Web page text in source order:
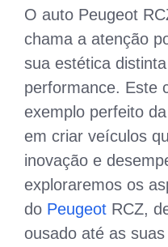
O auto Peugeot
chama a atenção
sua estética
performance. Este
exemplo perfeito
em criar veículos
inovação e
exploraremos os
do Peugeot RCZ,
ousado até as